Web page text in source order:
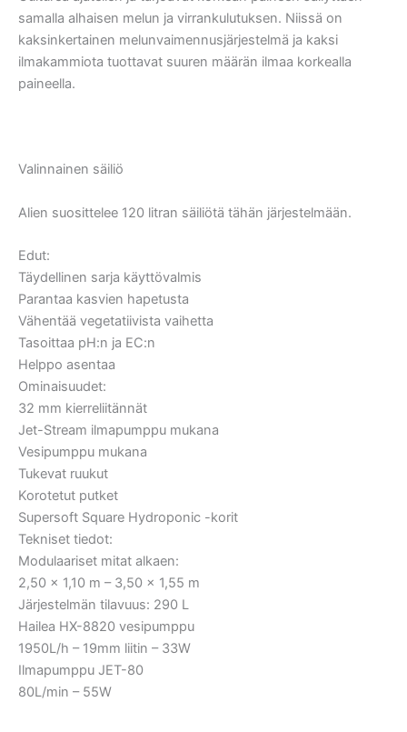
samalla alhaisen melun ja virrankulutuksen. Niissä on
kaksinkertainen melunvaimennusjärjestelmä ja kaksi
ilmakammiota tuottavat suuren määrän ilmaa korkealla
paineella.
Valinnainen säiliö
Alien suosittelee 120 litran säiliötä tähän järjestelmään.
Edut:
Täydellinen sarja käyttövalmis
Parantaa kasvien hapetusta
Vähentää vegetatiivista vaihetta
Tasoittaa pH:n ja EC:n
Helppo asentaa
Ominaisuudet:
32 mm kierreliitännät
Jet-Stream ilmapumppu mukana
Vesipumppu mukana
Tukevat ruukut
Korotetut putket
Supersoft Square Hydroponic -korit
Tekniset tiedot:
Modulaariset mitat alkaen:
2,50 x 1,10 m – 3,50 x 1,55 m
Järjestelmän tilavuus: 290 L
Hailea HX-8820 vesipumppu
1950L/h – 19mm liitin – 33W
Ilmapumppu JET-80
80L/min – 55W